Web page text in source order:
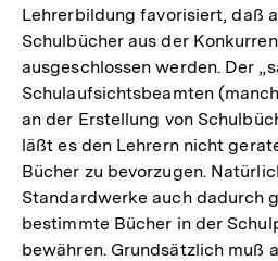
Lehrerbildung favorisiert, daß
Schulbücher aus der
ausgeschlossen werden. Der
Schulaufsichtsbeamten
an der Erstellung von
läßt es den Lehrern nicht
Bücher zu bevorzugen.
Standardwerke auch dadurch
bestimmte Bücher in der
bewähren. Grundsätzlich muß